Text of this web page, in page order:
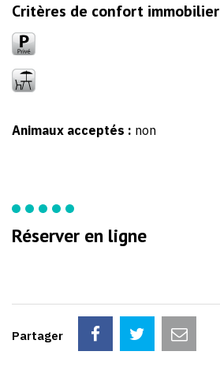
Critères de confort immobilier
Animaux acceptés : non
Réserver en ligne
Partager